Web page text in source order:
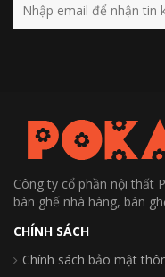
Công ty cổ phần nội thất
bàn ghế nhà hàng, bàn
CHÍNH SÁCH
Chính sách bảo mật